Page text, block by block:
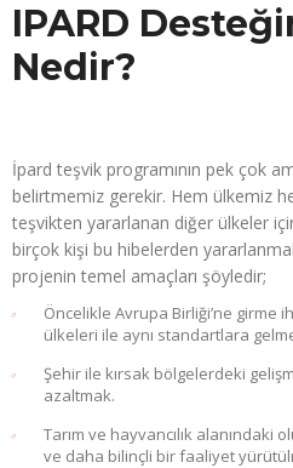
IPARD
Nedir?
İpard teşvik programının pek çok
belirtmemiz gerekir. Hem ülkemiz
teşvikten yararlanan diğer ülkeler
birçok kişi bu hibelerden
projenin temel amaçları şöyledir;
Öncelikle Avrupa Birliği’ne girme
ülkeleri ile aynı standartlara
Şehir ile kırsak bölgelerdeki
azaltmak.
Tarım ve hayvancılık alanındaki
ve daha bilinçli bir faaliyet